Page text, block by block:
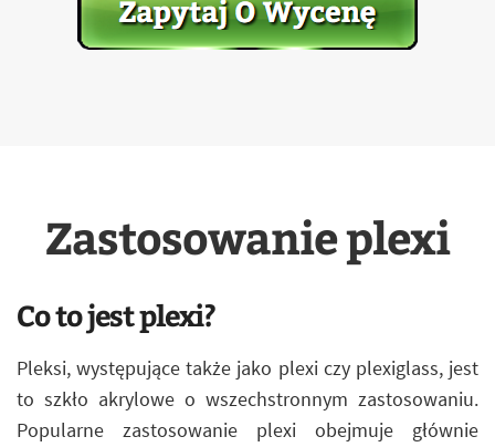
Zastosowanie plexi
Co to jest plexi?
Pleksi, występujące także jako plexi czy plexiglass, jest
to szkło akrylowe o wszechstronnym zastosowaniu.
Popularne zastosowanie plexi obejmuje głównie